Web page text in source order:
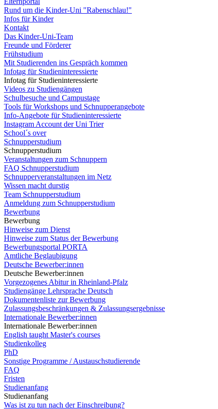
Rund um die Kinder-Uni "Rabenschlau!"
Infos für Kinder
Kontakt
Das Kinder-Uni-Team
Freunde und Förderer
Frühstudium
Mit Studierenden ins Gespräch kommen
Infotag für Studieninteressierte
Infotag für Studieninteressierte
Videos zu Studiengängen
Schulbesuche und Campustage
Tools für Workshops und Schnupperangebote
Info-Angebote für Studieninteressierte
Instagram Account der Uni Trier
School´s over
Schnupperstudium
Schnupperstudium
Veranstaltungen zum Schnuppern
FAQ Schnupperstudium
Schnupperveranstaltungen im Netz
Wissen macht durstig
Team Schnupperstudium
Anmeldung zum Schnupperstudium
Bewerbung
Bewerbung
Hinweise zum Dienst
Hinweise zum Status der Bewerbung
Bewerbungsportal PORTA
Amtliche Beglaubigung
Deutsche Bewerber:innen
Deutsche Bewerber:innen
Vorgezogenes Abitur in Rheinland-Pfalz
Studiengänge Lehrsprache Deutsch
Dokumentenliste zur Bewerbung
Zulassungsbeschränkungen & Zulassungsergebnisse
Internationale Bewerber:innen
Internationale Bewerber:innen
English taught Master's courses
Studienkolleg
PhD
Sonstige Programme / Austauschstudierende
FAQ
Fristen
Studienanfang
Studienanfang
Was ist zu tun nach der Einschreibung?